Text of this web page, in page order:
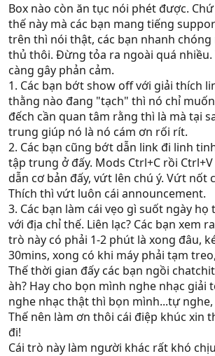
Box nào còn ăn tục nói phét được.
thế này mà các bạn mang tiếng
trên thì nói thật, các bạn nhanh chóng
thủ thôi. Đừng tỏa ra ngoài quá nhiều.
càng gây phản cảm.
1. Các bạn bớt show off với giải thích
thằng nào đang "tạch" thì nó chỉ
đếch cần quan tâm rằng thì là mà tại
trung giúp nó là nó cám ơn rối rít.
2. Các bạn cũng bớt dẫn link đi linh
tập trung ở đấy. Mods Ctrl+C rồi
dẫn cơ bản đấy, vứt lên chú ý. Vứt nốt
Thích thì vứt luôn cái announcement.
3. Các bạn làm cái vẹo gì suốt ngày họ
với địa chỉ thế. Liên lạc? Các bạn xem
trò này có phải 1-2 phút là xong đâu,
30mins, xong có khi máy phải tạm
Thế thời gian đấy các bạn ngồi
àh? Hay cho bọn mình nghe nhạc giải
nghe nhạc thật thì bọn mình...tự nghe,
Thế nên làm ơn thôi cái điệp khúc xin
đi!
Cái trò này làm người khác rất khó